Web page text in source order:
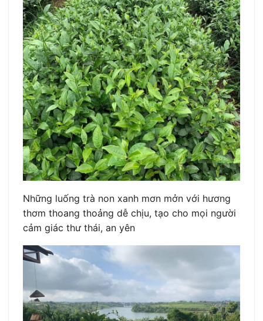
Những luống trà non xanh mơn mởn với hương
thơm thoang thoảng dễ chịu, tạo cho mọi người
cảm giác thư thái, an yên